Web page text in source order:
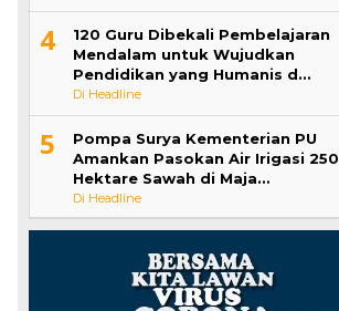
4
120 Guru Dibekali Pembelajaran
Mendalam untuk Wujudkan
Pendidikan yang Humanis d…
Di Headline
5
Pompa Surya Kementerian PU
Amankan Pasokan Air Irigasi 250
Hektare Sawah di Maja…
Di Headline